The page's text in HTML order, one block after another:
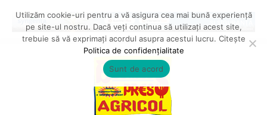
Utilizăm cookie-uri pentru a vă asigura cea mai bună experiență
pe site-ul nostru. Dacă veți continua să utilizați acest site,
trebuie să vă exprimați acordul asupra acestui lucru. Citește
Politica de confidențialitate
Sunt de acord